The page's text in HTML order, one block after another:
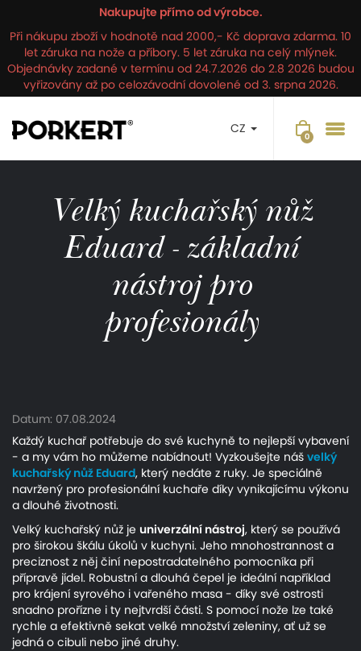
Nakupujte přímo od výrobce.
Při nákupu zboží v hodnotě nad 2000,- Kč doprava zdarma. 10
let záruka na nože a příbory. 5 let záruka na celý mlýnek.
Objednávky zadané v termínu od 24.7.2026 do 2.8 2026 budou
vyřizovány až po celozávodní dovolené od 3. srpna 2026.
CZ
Velký kuchařský nůž
Eduard - základní
nástroj pro
profesionály
Datum: 07.08.2024
Každý kuchař potřebuje do své kuchyně to nejlepší vybavení
- a my vám ho můžeme nabídnout! Vyzkoušejte náš velký
kuchařský nůž Eduard, který nedáte z ruky. Je speciálně
navržený pro profesionální kuchaře díky vynikajícímu výkonu
a dlouhé životnosti.
Velký kuchařský nůž je univerzální nástroj, který se používá
pro širokou škálu úkolů v kuchyni. Jeho mnohostrannost a
preciznost z něj činí nepostradatelného pomocníka při
přípravě jídel. Robustní a dlouhá čepel je ideální například
pro krájení syrového i vařeného masa - díky své ostrosti
snadno prořízne i ty nejtvrdší části. S pomocí nože lze také
rychle a efektivně sekat velké množství zeleniny, ať už se
jedná o cibuli nebo jiné druhy.